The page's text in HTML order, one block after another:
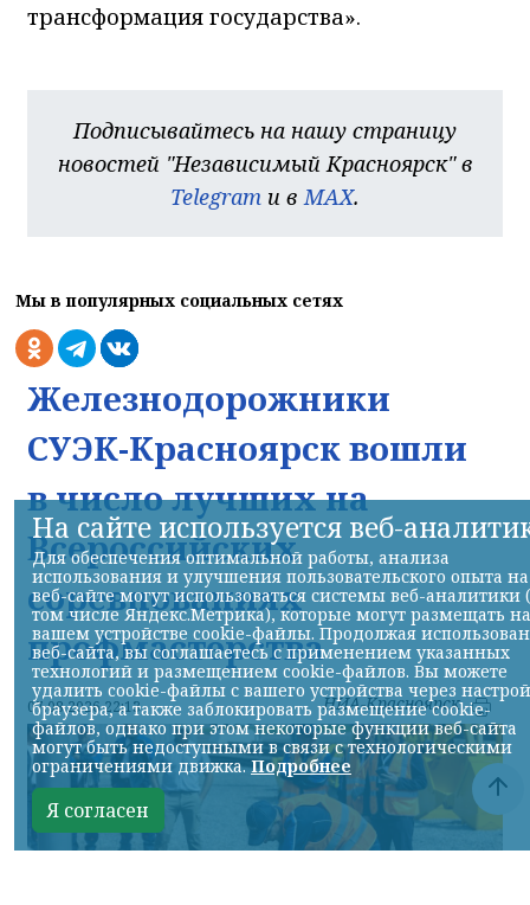
трансформация государства».
Подписывайтесь на нашу страницу
новостей "Независимый Красноярск" в
Telegram и вMAX.
Мы в популярных социальных сетях
Железнодорожники
СУЭК-Красноярск вошли
в число лучших на
Всероссийских
соревнованиях
профмастерства
07.08.2026 22:13 НИА-Красноярск
На сайте используется веб-
Для обеспечения оптимальной работы, анализа
использования и улучшения пользовательского опыта на
веб-сайте могут использоваться системы веб-аналитики
том числе Яндекс.Метрика), которые могут размещать на
вашем устройстве cookie-файлы. Продолжая
веб-сайта, вы соглашаетесь с применением указанных
технологий и размещением cookie-файлов. Вы можете
удалить cookie-файлы с вашего устройства через
браузера, а также заблокировать размещение cookie-
файлов, однако при этом некоторые функции веб-сайта
могут быть недоступными в связи с технологическими
ограничениями движка.Подробнее
Я согласен